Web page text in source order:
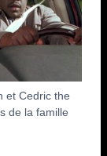
et Cedric the
de la famille